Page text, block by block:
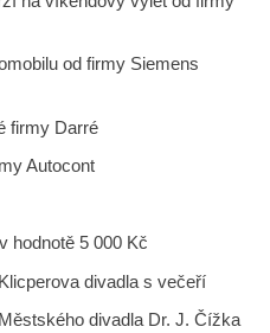
od firmy Siemens
firmy Darré
Autocont
hodnotě 5 000 Kč
divadla s večeří
divadla Dr. J. Čížka